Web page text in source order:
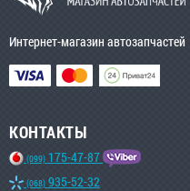
Интернет-магазин автозапчастей
КОНТАКТЫ
(099) 175-47-87
(068) 935-52-32